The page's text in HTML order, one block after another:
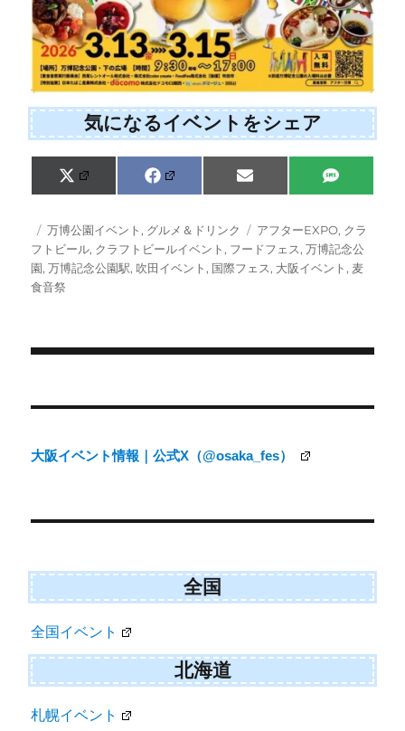
気になるイベントをシェア
Share
on
X
(
w
i
t
t
Share
on
F
a
e
b
o
o
Share
on
E
m
Share
on
S
M
投
稿
日:
カ
テ
ゴ
リ
万博公園イベント, グルメ＆ドリンク
タ
グ
アフターEXPO, クラ
フトビール, クラフトビールイベント, フードフェス,万博記念公
園,万博記念公園駅, 吹田イベント, 国際フェス, 大阪イベント, 麦
食音祭
稿
ビ
ー
ョ
ン
大阪イベント情報｜公式X（@osaka_fes）
全国
全国イベント
北海道
札幌イベント